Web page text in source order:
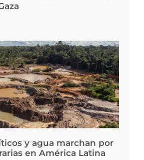
y agua marchan por
en América Latina